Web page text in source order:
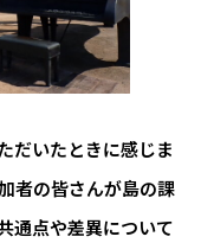
だいたときに感じま
者の皆さんが島の課
通点や差異について